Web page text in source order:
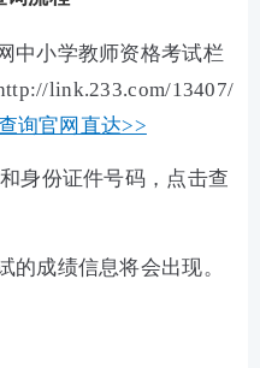
中小学教师资格考试栏
link.233.com/13407/
询官网直达>>
身份证件号码，点击查
的成绩信息将会出现。